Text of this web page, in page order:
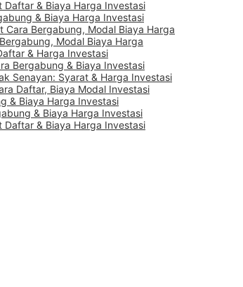
Daftar & Biaya Harga Investasi
& Biaya Harga Investasi
Cara Bergabung, Modal Biaya Harga
Modal Biaya Harga
& Harga Investasi
Bergabung & Biaya Investasi
Senayan: Syarat & Harga Investasi
Daftar, Biaya Modal Investasi
& Biaya Harga Investasi
& Biaya Harga Investasi
Daftar & Biaya Harga Investasi